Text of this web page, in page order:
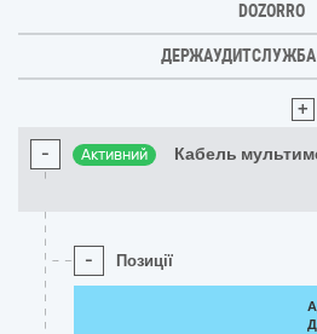
DOZORRO
ДЕРЖАУДИТСЛУЖБА
+
- Активний Кабель
- Позиції